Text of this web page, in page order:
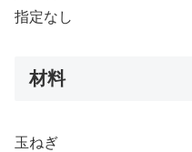
指定なし
材料
玉ねぎ